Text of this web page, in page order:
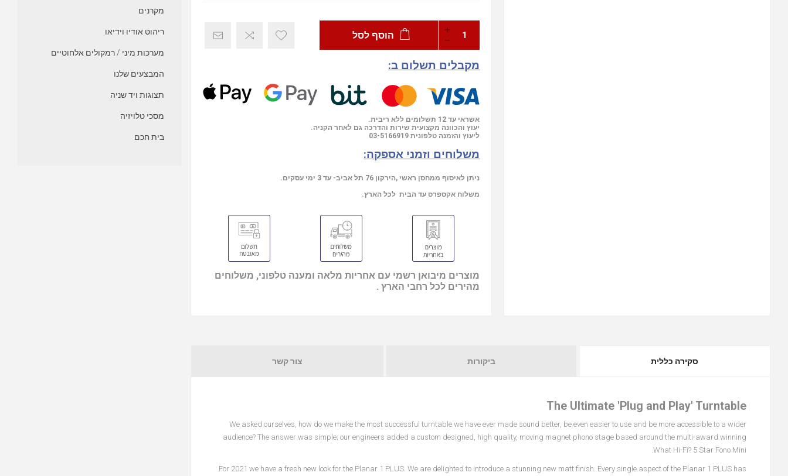
הוסף לסל
מקבלים תשלום ב:
אשראי עד 12 תשלומים ללא ריבית.
יעוץ והכוונה מקצועית שירות והדרכה גם לאחר הקניה.
ליעוץ והזמנה טלפונית 03-5166919
משלוחים וזמני אספקה:
ניתן לאיסוף ממחסן ראשי ,הירקון 76 תל אביב- עד 3 ימי עסקים.
משלוח אקספרס עד הבית לכל הארץ.
מוצרים מיבואן רשמי עם אחריות מלאה ומענה טלפוני, משלוחים
מהירים לכל רחבי הארץ .
סקירה כללית ביקורות צור קשר
The Ultimate 'Plug and Play' Turntable
We asked ourselves, how do we make the most successful turntable we have ever made sound better, be even easier to use and be more accessible to a wider
audience? The answer was simple; our engineers added a custom designed, high quality, moving magnet phono stage based around the multi-award winning
What Hi-Fi? 5 Star Fono Mini.
For 2021 we have a fresh new look for the Planar 1 PLUS. We are delighted to introduce a stunning new matt finish. Every single aspect of the Planar 1 PLUS has
מקרנים
ריהוט אודיו וידיאו
מערכות מיני / רמקולים אלחוטיים
המבצעים שלנו
תצוגות ויד שניה
מסכי טלויזיה
בית חכם